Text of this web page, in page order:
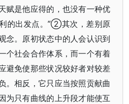
赋是他应得的，也没有一种优
的出发点。”②其次，差别原
念。原初状态中的人会认识到
个社会合作体系，而一个有着
避免使那些状况较好者对较差
。相反，它只应当按照贡献曲
为只有曲线的上升段才能使互